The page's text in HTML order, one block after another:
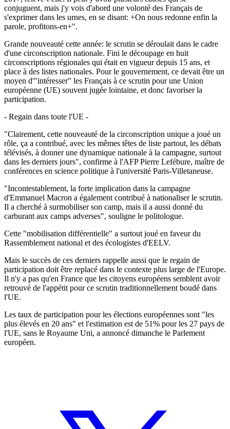
conjuguent, mais j'y vois d'abord une volonté des Français de
s'exprimer dans les urnes, en se disant: +On nous redonne enfin la
parole, profitons-en+".
Grande nouveauté cette année: le scrutin se déroulait dans le cadre
d'une circonscription nationale. Fini le découpage en huit
circonscriptions régionales qui était en vigueur depuis 15 ans, et
place à des listes nationales. Pour le gouvernement, ce devait être un
moyen d'"intéresser" les Français à ce scrutin pour une Union
européenne (UE) souvent jugée lointaine, et donc favoriser la
participation.
- Regain dans toute l'UE -
"Clairement, cette nouveauté de la circonscription unique a joué un
rôle, ça a contribué, avec les mêmes têtes de liste partout, les débats
télévisés, à donner une dynamique nationale à la campagne, surtout
dans les derniers jours", confirme à l'AFP Pierre Lefébure, maître de
conférences en science politique à l'université Paris-Villetaneuse.
"Incontestablement, la forte implication dans la campagne
d'Emmanuel Macron a également contribué à nationaliser le scrutin.
Il a cherché à surmobiliser son camp, mais il a aussi donné du
carburant aux camps adverses", souligne le politologue.
Cette "mobilisation différentielle" a surtout joué en faveur du
Rassemblement national et des écologistes d'EELV.
Mais le succès de ces derniers rappelle aussi que le regain de
participation doit être replacé dans le contexte plus large de l'Europe.
Il n'y a pas qu'en France que les citoyens européens semblent avoir
retrouvé de l'appétit pour ce scrutin traditionnellement boudé dans
l'UE.
Les taux de participation pour les élections européennes sont "les
plus élevés en 20 ans" et l'estimation est de 51% pour les 27 pays de
l'UE, sans le Royaume Uni, a annoncé dimanche le Parlement
européen.